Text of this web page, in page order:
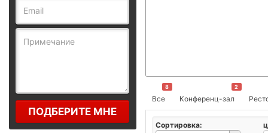
ПОДБЕРИТЕ МНЕ
Все
8
Конференц-зал
2
Сортировка: